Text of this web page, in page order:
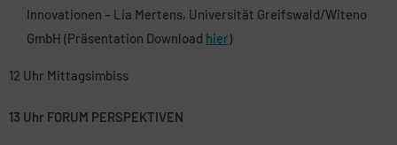
Innovationen – Lia Mertens, Universität Greifswald/Witeno
GmbH (Präsentation Download hier)
12 Uhr Mittagsimbiss
13 Uhr FORUM PERSPEKTIVEN